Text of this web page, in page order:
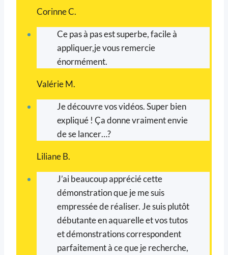
Corinne C.
Ce pas à pas est superbe, facile à
appliquer,je vous remercie
énormément.
Valérie M.
Je découvre vos vidéos. Super bien
expliqué ! Ça donne vraiment envie
de se lancer…?
Liliane B.
J’ai beaucoup apprécié cette
démonstration que je me suis
empressée de réaliser. Je suis plutôt
débutante en aquarelle et vos tutos
et démonstrations correspondent
parfaitement à ce que je recherche,